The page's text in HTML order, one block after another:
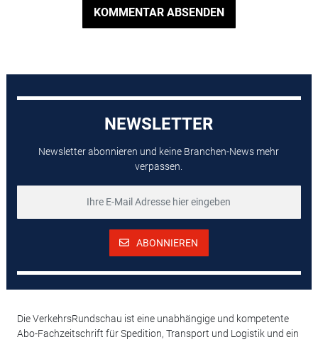
KOMMENTAR ABSENDEN
NEWSLETTER
Newsletter abonnieren und keine Branchen-News mehr
verpassen.
ABONNIEREN
Die VerkehrsRundschau ist eine unabhängige und kompetente
Abo-Fachzeitschrift für Spedition, Transport und Logistik und ein